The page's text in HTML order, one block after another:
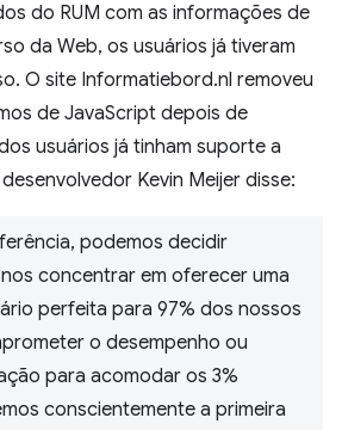
do RUM com as informações de
da Web, os usuários já tiveram
O site Informatiebord.nl removeu
de JavaScript depois de
usuários já tinham suporte a
Kevin Meijer disse:
podemos decidir
concentrar em oferecer uma
perfeita para 97% dos nossos
o desempenho ou
para acomodar os 3%
conscientemente a primeira